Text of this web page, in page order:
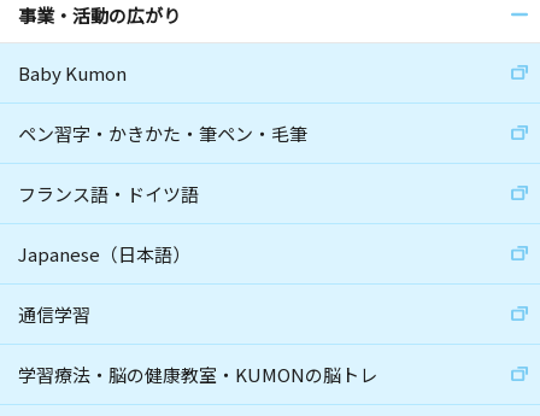
事業・活動の広がり
Baby Kumon
ペン習字・かきかた・筆ペン・毛筆
フランス語・ドイツ語
Japanese（日本語）
通信学習
学習療法・脳の健康教室・KUMONの脳トレ